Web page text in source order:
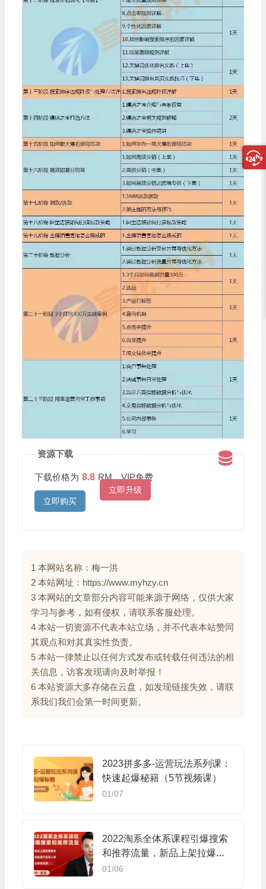
资源下载
下载价格为 8.8 RM，VIP免费
立即升级
立即购买
1 本网站名称：梅一洪
2 本站网址：https://www.myhzy.cn
3 本网站的文章部分内容可能来源于网络，仅供大家
学习与参考，如有侵权，请联系客服处理。
4 本站一切资源不代表本站立场，并不代表本站赞同
其观点和对其真实性负责。
5 本站一律禁止以任何方式发布或转载任何违法的相
关信息，访客发现请向及时举报！
6 本站资源大多存储在云盘，如发现链接失效，请联
系我们我们会第一时间更新。
2023拼多多-运营玩法系列课：
快速起爆秘籍（5节视频课）
01/07
2022淘系全体系课程引爆搜索
和推荐流量，新品上架拉爆搜
索
01/06